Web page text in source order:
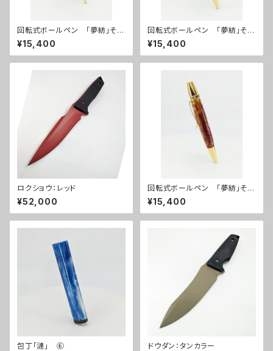
回転式ボールペン 「夢紡」その
２
¥15,400
回転式ボールペン 「夢紡」その
８
¥15,400
ロクショウ：レッド
¥52,000
回転式ボールペン 「夢紡」その
６
¥15,400
包丁「漣」 ⑥ ドウダン：タンカラー